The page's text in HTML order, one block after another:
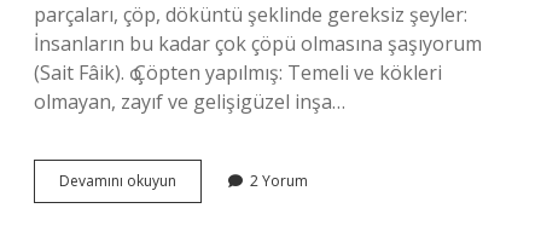
parçaları, çöp, döküntü şeklinde gereksiz şeyler:
İnsanların bu kadar çok çöpü olmasına şaşıyorum
(Sait Fâik). ѻ Çöpten yapılmış: Temeli ve kökleri
olmayan, zayıf ve gelişigüzel inşa…
Devamını okuyun
Gibisin
2 Yorum